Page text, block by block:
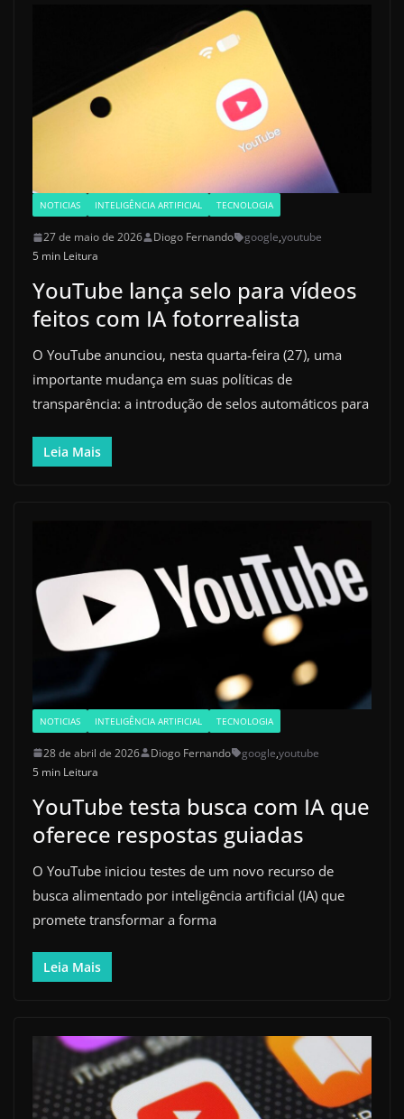
NOTICIAS INTELIGÊNCIA ARTIFICIAL TECNOLOGIA
27 de maio de 2026 Diogo Fernando google,youtube
5 min Leitura
YouTube lança selo para vídeos
feitos com IA fotorrealista
O YouTube anunciou, nesta quarta-feira (27), uma
importante mudança em suas políticas de
transparência: a introdução de selos automáticos para
Leia Mais
NOTICIAS INTELIGÊNCIA ARTIFICIAL TECNOLOGIA
28 de abril de 2026 Diogo Fernando google,youtube
5 min Leitura
YouTube testa busca com IA que
oferece respostas guiadas
O YouTube iniciou testes de um novo recurso de
busca alimentado por inteligência artificial (IA) que
promete transformar a forma
Leia Mais